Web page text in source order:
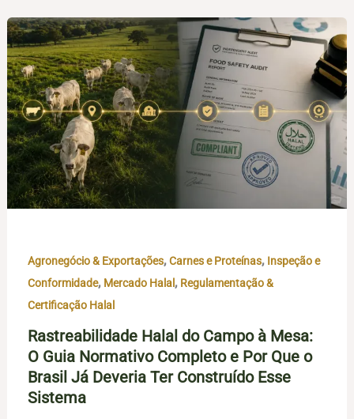
Agronegócio & Exportações,Carnes e Proteínas, Inspeção e
Conformidade, Mercado Halal, Regulamentação &
Certificação Halal
Rastreabilidade Halal do Campo à Mesa:
O Guia Normativo Completo e Por Que o
Brasil Já Deveria Ter Construído Esse
Sistema